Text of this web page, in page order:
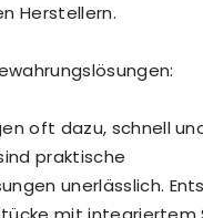
Herstellern.
oft dazu, schnell
praktische
unerlässlich.